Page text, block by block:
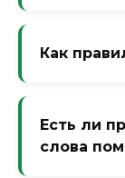
Как
ошибка,
Есть ли
слова